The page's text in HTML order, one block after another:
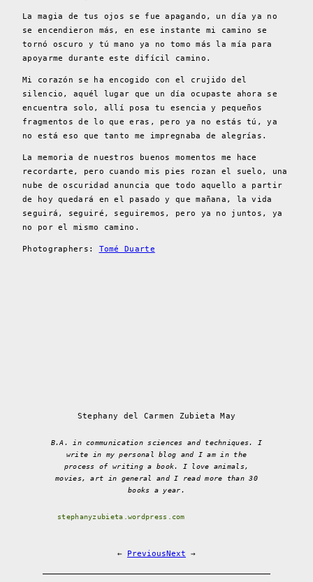
La magia de tus ojos se fue apagando, un día ya no
se encendieron más, en ese instante mi camino se
tornó oscuro y tú mano ya no tomo más la mía para
apoyarme durante este difícil camino.
Mi corazón se ha encogido con el crujido del
silencio, aquél lugar que un día ocupaste ahora se
encuentra solo, allí posa tu esencia y pequeños
fragmentos de lo que eras, pero ya no estás tú, ya
no está eso que tanto me impregnaba de alegrías.
La memoria de nuestros buenos momentos me hace
recordarte, pero cuando mis pies rozan el suelo, una
nube de oscuridad anuncia que todo aquello a partir
de hoy quedará en el pasado y que mañana, la vida
seguirá, seguiré, seguiremos, pero ya no juntos, ya
no por el mismo camino.
Photographers: Tomé Duarte
Stephany del Carmen Zubieta May
B.A. in communication sciences and techniques. I
write in my personal blog and I am in the
process of writing a book. I love animals,
movies, art in general and I read more than 30
books a year.
stephanyzubieta.wordpress.com
← PreviousNext →